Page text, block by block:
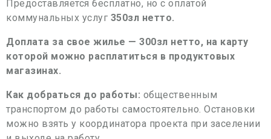
Предоставляется бесплатно, но с оплатой
коммунальных услуг 350зл нетто.
Доплата за свое жилье — 300зл нетто, на карту
которой можно расплатиться в продуктовых
магазинах.
Как добраться до работы: общественным
транспортом до работы самостоятельно. Остановки
можно взять у координатора проекта при заселении